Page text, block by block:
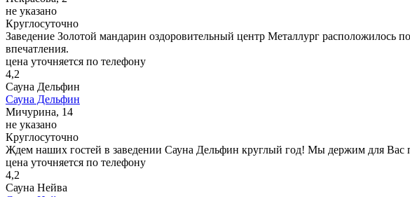
не указано
Круглосуточно
Заведение Золотой мандарин оздоровительный центр Металлург
впечатления.
цена уточняется по телефону
4,2
Сауна Дельфин
Сауна Дельфин
Мичурина, 14
не указано
Круглосуточно
Ждем наших гостей в заведении Сауна Дельфин круглый год! Мы держим для
цена уточняется по телефону
4,2
Сауна Нейва